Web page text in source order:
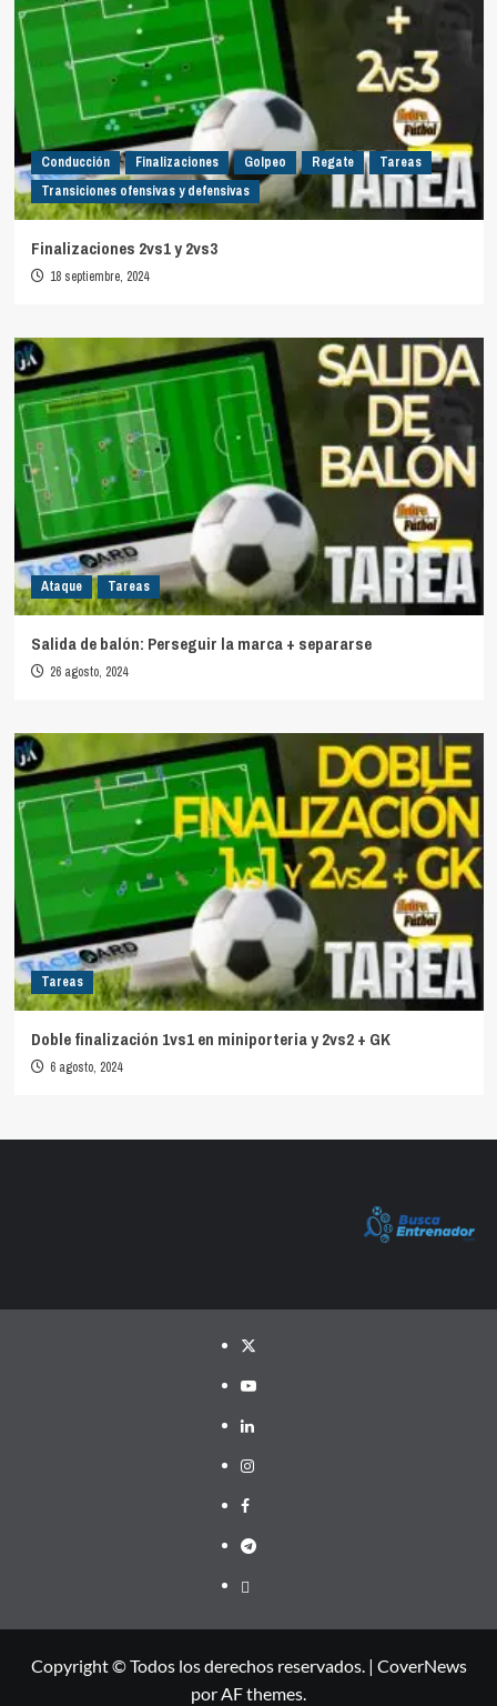
Conducción Finalizaciones Golpeo Regate
Tareas
Transiciones ofensivas y defensivas
Finalizaciones 2vs1 y 2vs3
18 septiembre, 2024
Ataque Tareas
Salida de balón: Perseguir la marca + separarse
26 agosto, 2024
Tareas
Doble finalización 1vs1 en miniporteria y 2vs2 + GK
6 agosto, 2024
Twitter
YouTube
LinkedIn
Instagram
Facebook
Telegram
PayPal
Copyright © Todos los derechos reservados. | CoverNews
por AF themes.